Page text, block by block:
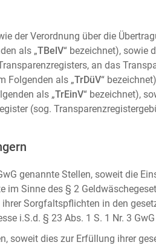
der Verordnung über die
als „TBelV“ bezeichnet), sowie
an das
Folgenden als „TrDüV“
als „TrEinV“ bezeichnet),
(sog.
genannte Stellen, soweit die
Sinne des § 2
Sorgfaltspflichten in den
i.S.d. § 23 Abs. 1 S. 1 Nr. 3
soweit dies zur Erfüllung ihrer